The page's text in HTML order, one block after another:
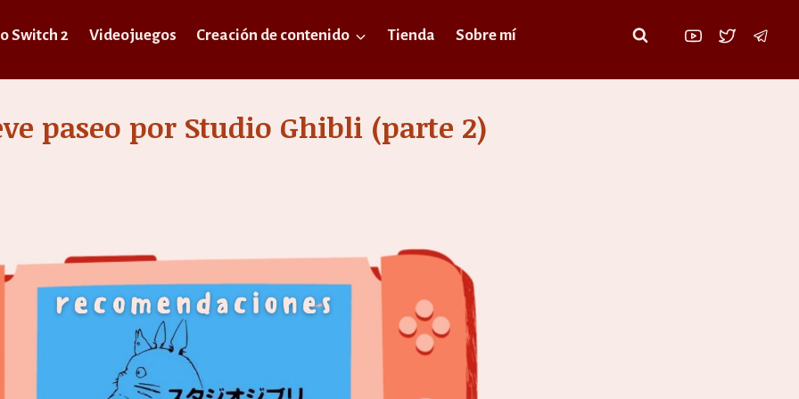
Switch 2 Videojuegos Creación de contenido Tienda Sobre mí
paseo por Studio Ghibli (parte 2)